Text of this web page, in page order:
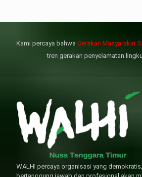
情感來說不管是ED患者自己還
性生活肯定都是非常不滿意的，
而鋼, 因此只要了解避免了以上禁
症，現有的臨床經驗來看，在醫
康、動脈血管健康，使心臟動泵
窄，從而引起器質性勃起功能障
（陽痿）。犀利士的副作用類
，所以亦會加重犀利士副作用症
Kami percaya bahwa Gerakan Masyarakat
tren gerakan penyelamatan
WALHI percaya organisasi yang